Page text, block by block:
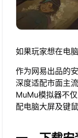
如果玩家想在电
作为网易出品的
深度适配市面主
MuMu模拟器不
配电脑大屏及键